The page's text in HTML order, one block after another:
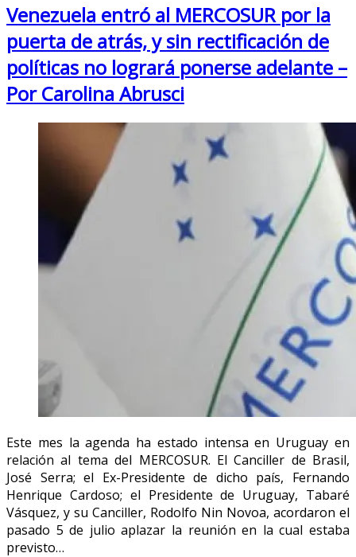
Venezuela entró al MERCOSUR por la
puerta de atrás, y sin rectificación de
políticas no logrará ponerse adelante –
Por Carolina Abrusci
Este mes la agenda ha estado intensa en Uruguay en
relación al tema del MERCOSUR. El Canciller de Brasil,
José Serra; el Ex-Presidente de dicho país, Fernando
Henrique Cardoso; el Presidente de Uruguay, Tabaré
Vásquez, y su Canciller, Rodolfo Nin Novoa, acordaron el
pasado 5 de julio aplazar la reunión en la cual estaba
previsto…